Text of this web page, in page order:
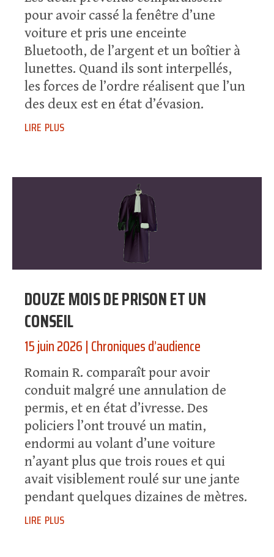
pour avoir cassé la fenêtre d’une
voiture et pris une enceinte
Bluetooth, de l’argent et un boîtier à
lunettes. Quand ils sont interpellés,
les forces de l’ordre réalisent que l’un
des deux est en état d’évasion.
lire plus
DOUZE MOIS DE PRISON ET UN
CONSEIL
15 juin 2026|Chroniques d’audience
Romain R. comparaît pour avoir
conduit malgré une annulation de
permis, et en état d’ivresse. Des
policiers l’ont trouvé un matin,
endormi au volant d’une voiture
n’ayant plus que trois roues et qui
avait visiblement roulé sur une jante
pendant quelques dizaines de mètres.
lire plus